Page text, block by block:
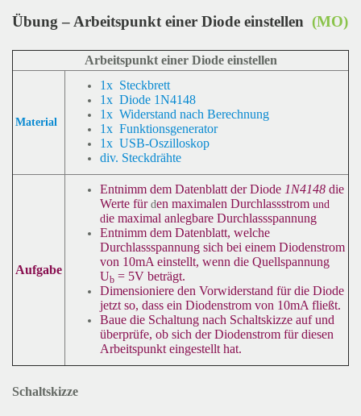
Übung – Arbeitspunkt einer Diode einstellen (MO)
Arbeitspunkt einer Diode einstellen
Material
1x Steckbrett
1x Diode 1N4148
1x Widerstand nach Berechnung
1x Funktionsgenerator
1x USB-Oszilloskop
div. Steckdrähte
Aufgabe
Entnimm dem Datenblatt der Diode 1N4148 die
Werte fürden maximalen Durchlassstrom und
die maximal anlegbare Durchlassspannung
Entnimm dem Datenblatt, welche
Durchlassspannung sich bei einem Diodenstrom
von 10mA einstellt, wenn die Quellspannung
Ub = 5V beträgt.
Dimensioniere den Vorwiderstand für die Diode
jetzt so, dass ein Diodenstrom von 10mA fließt.
Baue die Schaltung nach Schaltskizze auf und
überprüfe, ob sich der Diodenstrom für diesen
Arbeitspunkt eingestellt hat.
Schaltskizze